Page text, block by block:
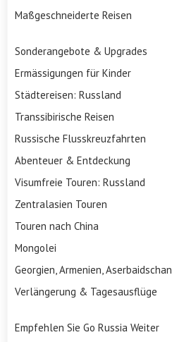
Maßgeschneiderte Reisen
Sonderangebote & Upgrades
Ermässigungen für Kinder
Städtereisen: Russland
Transsibirische Reisen
Russische Flusskreuzfahrten
Abenteuer & Entdeckung
Visumfreie Touren: Russland
Zentralasien Touren
Touren nach China
Mongolei
Georgien, Armenien, Aserbaidschan
Verlängerung & Tagesausflüge
Empfehlen Sie Go Russia Weiter